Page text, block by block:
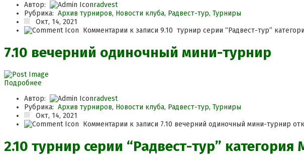
Автор:
radvest
Рубрика: Архив турниров, Новости клуба, Радвест-тур, Турниры
Окт, 14, 2021
Комментарии к записи 9.10 турнир серии “Радвест-тур”
7.10 вечерний одиночный мини-турнир
Подробнее
Автор:
radvest
Рубрика: Архив турниров, Новости клуба, Радвест-тур, Турниры
Окт, 14, 2021
Комментарии к записи 7.10 вечерний одиночный мини-турнир
2.10 турнир серии “Радвест-тур” категория